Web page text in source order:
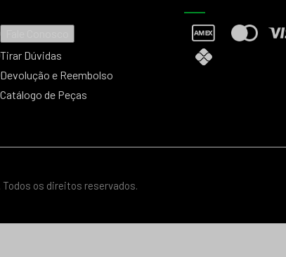
Tirar Dúvidas
Devolução e Reembolso
Catálogo de Peças
os direitos reservados.